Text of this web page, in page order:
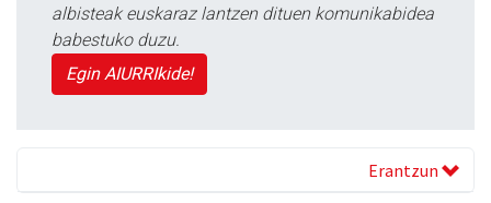
albisteak euskaraz lantzen dituen komunikabidea
babestuko duzu.
Egin AIURRIkide!
Erantzun